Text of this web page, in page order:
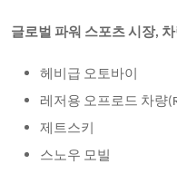
글로벌 파워 스포츠 시장,
헤비급 오토바이
레저용 오프로드 차량
제트스키
스노우 모빌